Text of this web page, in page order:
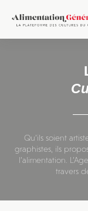
Qu’ils soient
graphistes, ils
l’alimentation.
travers